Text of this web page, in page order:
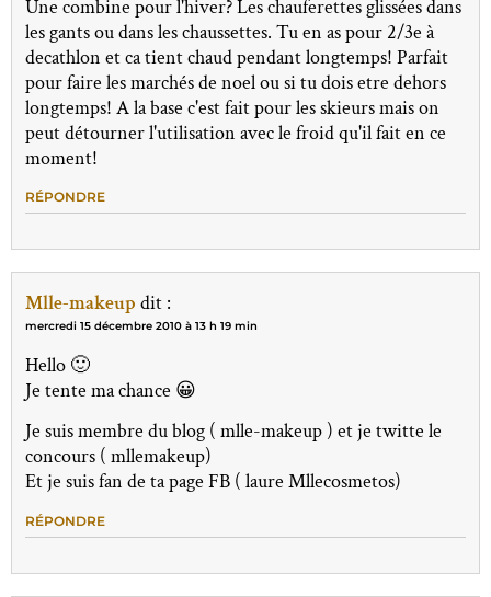
Une combine pour l'hiver? Les chauferettes glissées dans
les gants ou dans les chaussettes. Tu en as pour 2/3e à
decathlon et ca tient chaud pendant longtemps! Parfait
pour faire les marchés de noel ou si tu dois etre dehors
longtemps! A la base c'est fait pour les skieurs mais on
peut détourner l'utilisation avec le froid qu'il fait en ce
moment!
RÉPONDRE
Mlle-makeup dit :
mercredi 15 décembre 2010 à 13 h 19 min
Hello 🙂
Je tente ma chance 😀
Je suis membre du blog ( mlle-makeup ) et je twitte le
concours ( mllemakeup)
Et je suis fan de ta page FB ( laure Mllecosmetos)
RÉPONDRE